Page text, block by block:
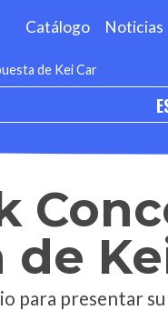
Catálogo Noticias
de Kei Car
para presentar